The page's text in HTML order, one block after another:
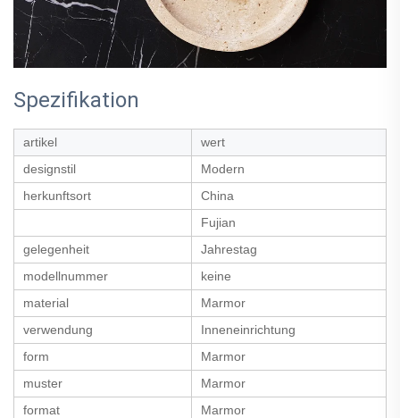
Spezifikation
artikel
wert
designstil
Modern
herkunftsort
China
Fujian
gelegenheit
Jahrestag
modellnummer
keine
material
Marmor
verwendung
Inneneinrichtung
form
Marmor
muster
Marmor
format
Marmor